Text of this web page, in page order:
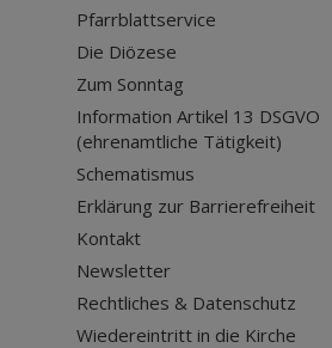
Pfarrblattservice
Die Diözese
Zum Sonntag
Information Artikel 13 DSGVO
(ehrenamtliche Tätigkeit)
Schematismus
Erklärung zur Barrierefreiheit
Kontakt
Newsletter
Rechtliches & Datenschutz
Wiedereintritt in die Kirche